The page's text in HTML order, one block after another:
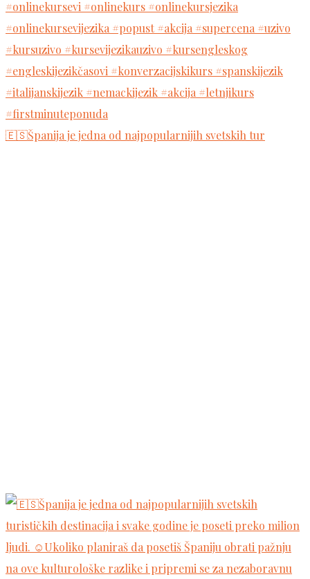
🇪🇸Španija je jedna od najpopularnijih svetskih tur